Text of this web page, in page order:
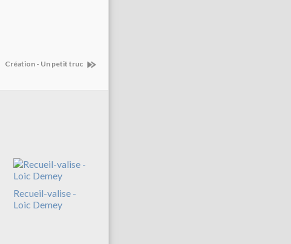
Création - Un petit truc
Recueil-valise -
Loic Demey